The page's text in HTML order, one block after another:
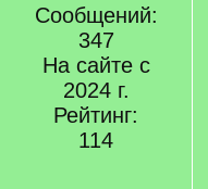
Сообщений:
347
На сайте с
2024 г.
Рейтинг:
114